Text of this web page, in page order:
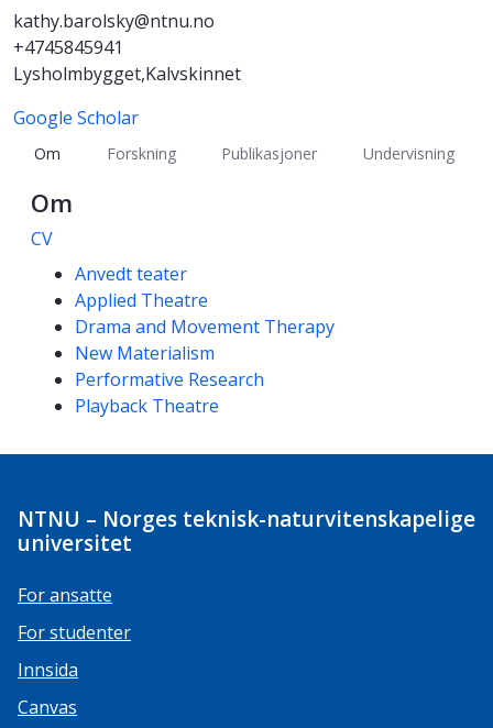
kathy.barolsky@ntnu.no
+4745845941
Lysholmbygget,Kalvskinnet
Google Scholar
Om Forskning Publikasjoner Undervisning
Om
CV
Kompetanseord
Anvedt teater
Applied Theatre
Drama and Movement Therapy
New Materialism
Performative Research
Playback Theatre
NTNU – Norges teknisk-naturvitenskapelige
universitet
For ansatte
For studenter
Innsida
Canvas